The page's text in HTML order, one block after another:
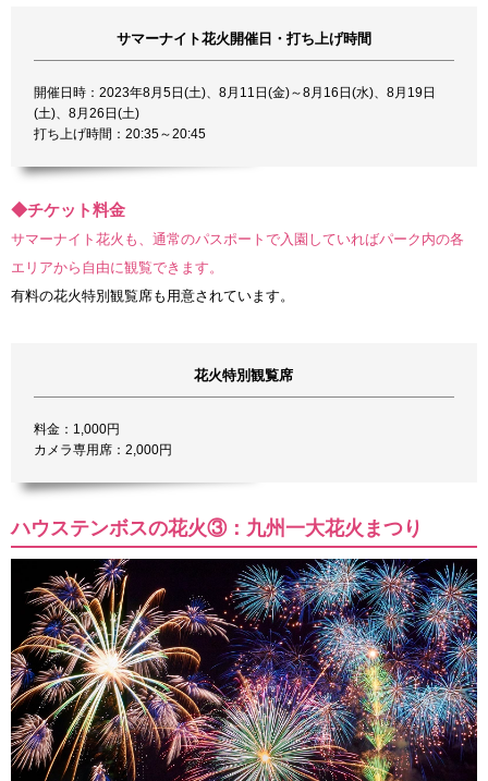
サマーナイト花火開催日・打ち上げ時間
開催日時：2023年8月5日(土)、8月11日(金)～8月16日(水)、8月19日
(土)、8月26日(土)
打ち上げ時間：20:35～20:45
◆チケット料金
サマーナイト花火も、通常のパスポートで入園していればパーク内の各
エリアから自由に観覧できます。
有料の花火特別観覧席も用意されています。
花火特別観覧席
料金：1,000円
カメラ専用席：2,000円
ハウステンボスの花火③：九州一大花火まつり